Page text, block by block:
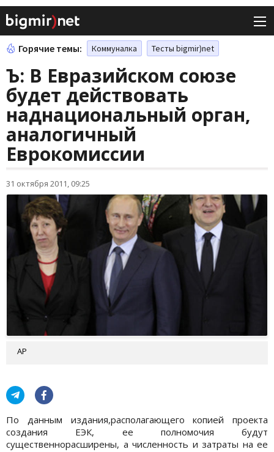
Горячие темы: Коммуналка Тесты bigmir)net
Ъ: В Евразийском союзе
будет действовать
наднациональный орган,
аналогичный
Еврокомиссии
31 октября 2011, 09:25
АР
По данным издания,располагающего копией проекта
создания ЕЭК, ее полномочия будут
существеннорасширены, а численность и затраты на ее